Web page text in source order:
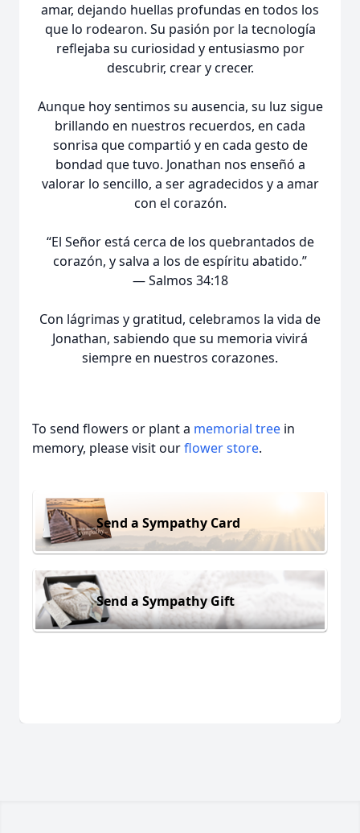
amar, dejando huellas profundas en todos los
que lo rodearon. Su pasión por la tecnología
reflejaba su curiosidad y entusiasmo por
descubrir, crear y crecer.
Aunque hoy sentimos su ausencia, su luz sigue
brillando en nuestros recuerdos, en cada
sonrisa que compartió y en cada gesto de
bondad que tuvo. Jonathan nos enseñó a
valorar lo sencillo, a ser agradecidos y a amar
con el corazón.
“El Señor está cerca de los quebrantados de
corazón, y salva a los de espíritu abatido.”
— Salmos 34:18
Con lágrimas y gratitud, celebramos la vida de
Jonathan, sabiendo que su memoria vivirá
siempre en nuestros corazones.
To send flowers or plant a memorial tree in
memory, please visit ourflower store.
Send a Sympathy Card
Send a Sympathy Gift